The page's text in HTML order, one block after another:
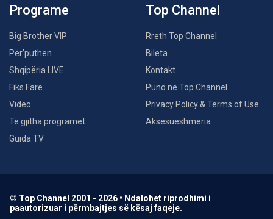
Programe
Big Brother VIP
Për’puthen
Shqipëria LIVE
Fiks Fare
Video
Të gjitha programet
Guida TV
Top Channel
Rreth Top Channel
Bileta
Kontakt
Puno në Top Channel
Privacy Policy & Terms of Use
Aksesueshmëria
© Top Channel 2001 - 2026 • Ndalohet riprodhimi i
paautorizuar i përmbajtjes së kësaj faqeje.